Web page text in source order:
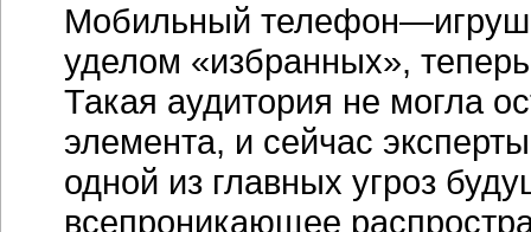
Мобильный
уделом «избранных»,
Такая аудитория не могла
элемента, и сейчас
одной из главных угроз
всепроникающее